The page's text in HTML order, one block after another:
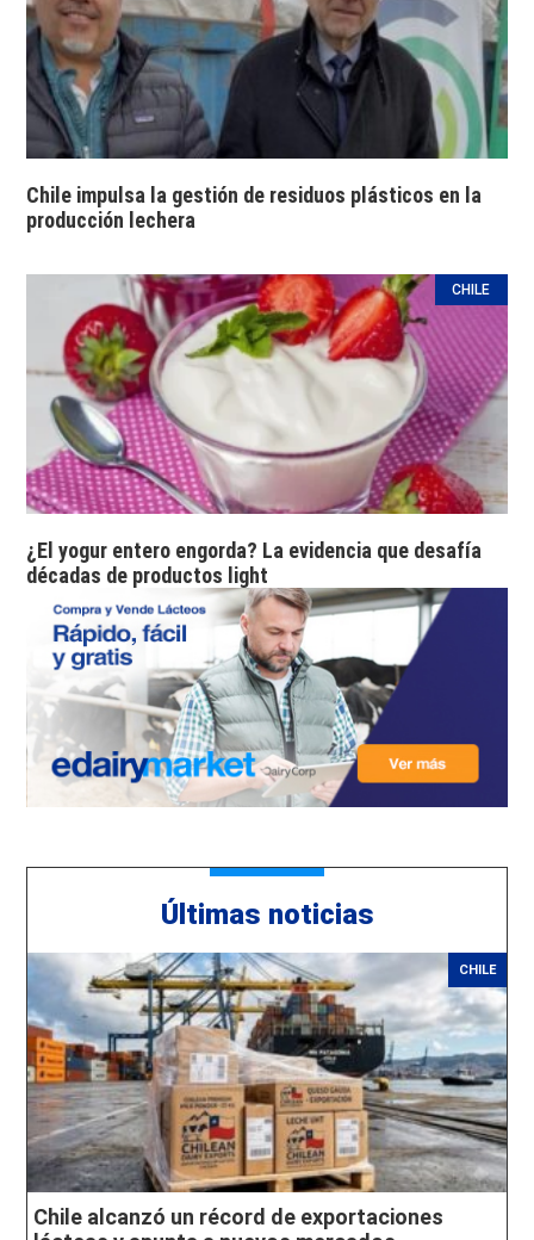
Chile impulsa la gestión de residuos plásticos en la
producción lechera
CHILE
¿El yogur entero engorda? La evidencia que desafía
décadas de productos light
Últimas noticias
CHILE
Chile alcanzó un récord de exportaciones